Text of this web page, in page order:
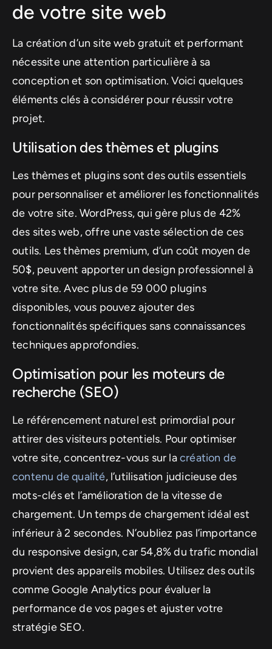
de votre site web
La création d’un site web gratuit et performant
nécessite une attention particulière à sa
conception et son optimisation. Voici quelques
éléments clés à considérer pour réussir votre
projet.
Utilisation des thèmes et plugins
Les thèmes et plugins sont des outils essentiels
pour personnaliser et améliorer les fonctionnalités
de votre site. WordPress, qui gère plus de 42%
des sites web, offre une vaste sélection de ces
outils. Les thèmes premium, d’un coût moyen de
50$, peuvent apporter un design professionnel à
votre site. Avec plus de 59 000 plugins
disponibles, vous pouvez ajouter des
fonctionnalités spécifiques sans connaissances
techniques approfondies.
Optimisation pour les moteurs de
recherche (SEO)
Le référencement naturel est primordial pour
attirer des visiteurs potentiels. Pour optimiser
votre site, concentrez-vous sur lacréation de
contenu de qualité, l’utilisation judicieuse des
mots-clés et l’amélioration de la vitesse de
chargement. Un temps de chargement idéal est
inférieur à 2 secondes. N’oubliez pas l’importance
du responsive design, car 54,8% du trafic mondial
provient des appareils mobiles. Utilisez des outils
comme Google Analytics pour évaluer la
performance de vos pages et ajuster votre
stratégie SEO.